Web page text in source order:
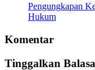
Pengungkapan
Hukum
Komentar
Tinggalkan